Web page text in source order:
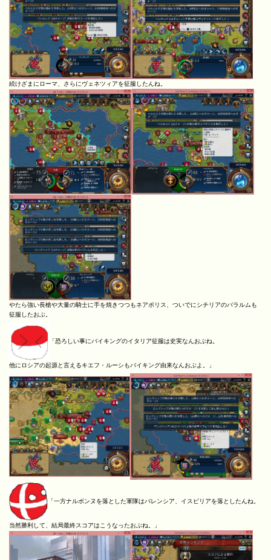
続けざまにローマ、さらにヴェネツィアを征服したんね。
やたら強い長槍や大量の騎士に手を焼きつつもネアポリス、ついでにシチリアのバラルムも
征服したおぶ。
「恐ろしい事にバイキングのイタリア征服は史実なんおぶね。
他にロシアの起源と言えるキエフ・ルーシもバイキング由来なんおぶよ。」
「一方ナルボンヌを落とした軍隊はバレンシア、イスビリアを落としたんね。
当然勝利して、結局最終スコアはこうなったおぶね。」